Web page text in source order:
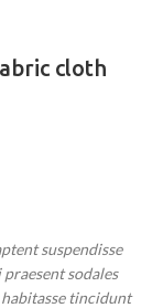
cloth
suspendisse
sodales
tincidunt